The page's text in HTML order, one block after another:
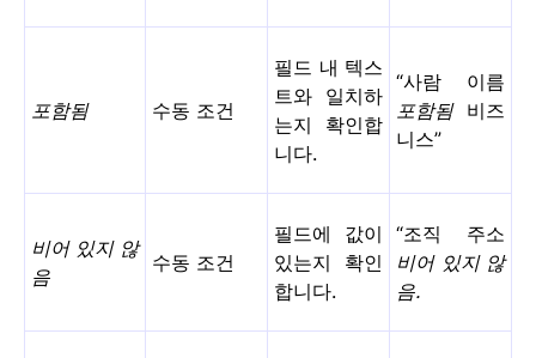
포함됨 수동 조건
필드 내 텍스
트와 일치하
는지 확인합
니다.
“사람 이름
포함됨비즈
니스”
비어 있지 않
음
수동 조건
필드에 값이
있는지 확인
합니다.
“조직 주소
비어 있지 않
음.